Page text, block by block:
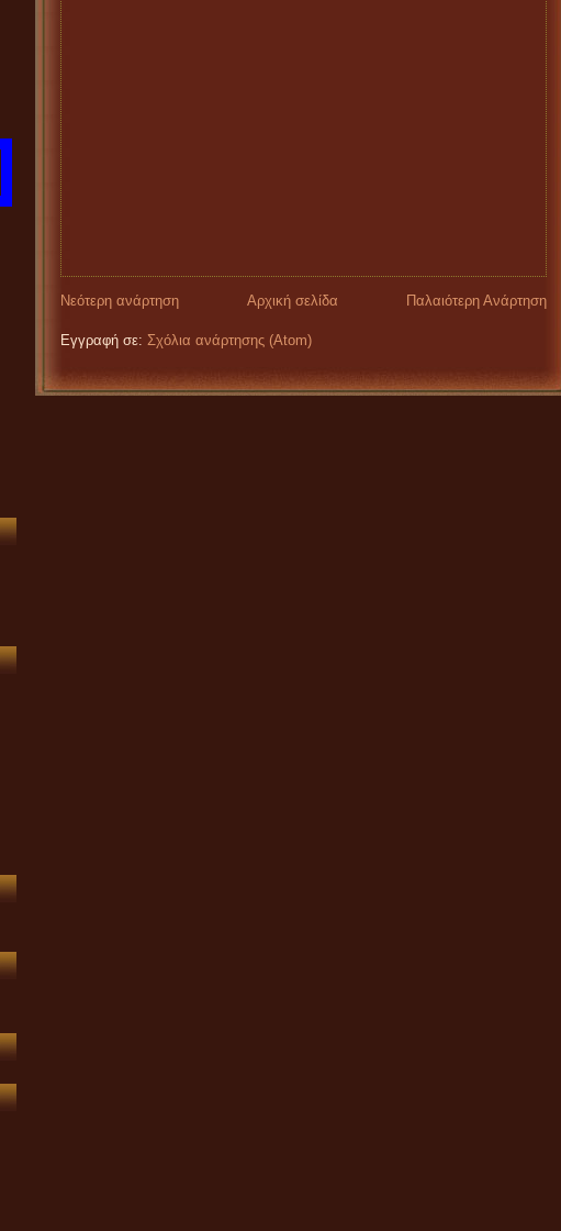
Νεότερη ανάρτηση Παλαιότερη Ανάρτηση
Αρχική σελίδα
Εγγραφή σε: Σχόλια ανάρτησης (Atom)